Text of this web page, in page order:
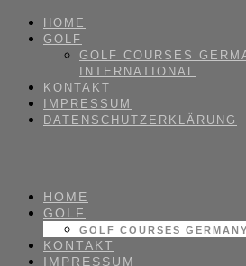
HOME
GOLF
GOLF COURSES
INTERNATIONAL
KONTAKT
IMPRESSUM
DATENSCHUTZERKLÄRUNG
HOME
GOLF
GOLF COURSES
KONTAKT
IMPRESSUM